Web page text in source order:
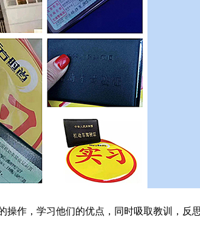
操作，学习他们的优点，同时吸取教训，反